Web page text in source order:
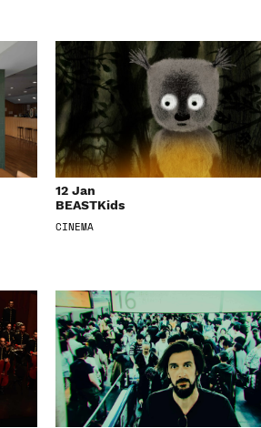
12 Jan
BEASTKids
CINEMA